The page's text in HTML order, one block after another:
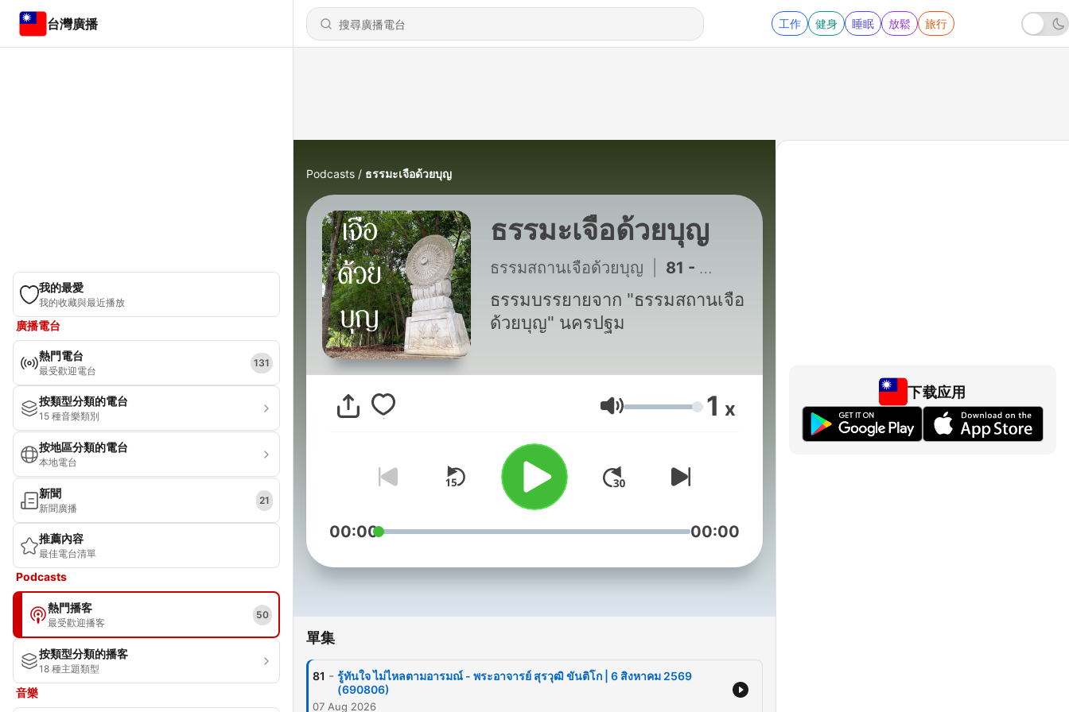
台灣廣播 工作 健身 睡眠 放鬆 旅行
我的最愛
我的收藏與最近播放
廣播電台
熱門電台
最受歡迎電台
131
按類型分類的電台
15 種音樂類別
按地區分類的電台
本地電台
新聞
新聞廣播
21
推薦內容
最佳電台清單
Podcasts
熱門播客
最受歡迎播客
50
按類型分類的播客
18 種主題類型
音樂
Podcasts ธรรมะเจือด้วยบุญ
ธรรมะเจือด้วยบุญ
ธรรมสถานเจือด้วยบุญ 81 - รู้ทันใจ ไม่ไหลตามอารมณ์ - พระอาจารย์ สุรวุฒิ ขันติโก | 6 สิงหาคม 2569 (690806)
ธรรมบรรยายจาก "ธรรมสถานเจือ
ด้วยบุญ" นครปฐม
音量 1 x
00:00 00:00
單集
81 - รู้ทันใจ ไม่ไหลตามอารมณ์ - พระอาจารย์ สุรวุฒิ ขันติโก | 6 สิงหาคม 2569
(690806)
07 Aug 2026
下载应用